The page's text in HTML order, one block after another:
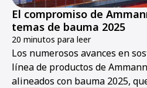
El compromiso de
temas de bauma 2025
20 minutos para leer
Los numerosos avances en
línea de productos de
alineados con bauma 2025,